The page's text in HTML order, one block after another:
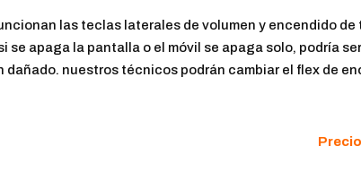
las teclas laterales de volumen y encendido de
se apaga la pantalla o el móvil se apaga solo, podría
dañado. nuestros técnicos podrán cambiar el flex de